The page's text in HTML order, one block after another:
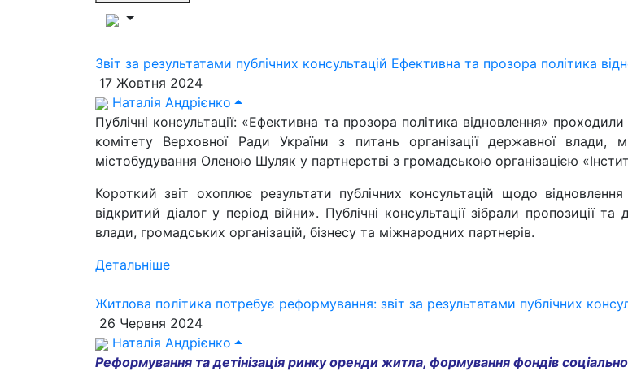
Звіт за результатами публічних консультацій Ефективна та прозора політика
17 Жовтня 2024
Наталія Андрієнко
Публічні консультації: «Ефективна та прозора політика відновлення»
комітету Верховної Ради України з питань організації державної влади,
містобудування Оленою Шуляк у партнерстві з громадською організацією
Короткий звіт охоплює результати публічних консультацій щодо
відкритий діалог у період війни». Публічні консультації зібрали пропозиції
влади, громадських організацій, бізнесу та міжнародних партнерів.
Детальніше
Житлова політика потребує реформування: звіт за результатами публічних
26 Червня 2024
Наталія Андрієнко
Реформування та детінізація ринку оренди житла, формування фондів